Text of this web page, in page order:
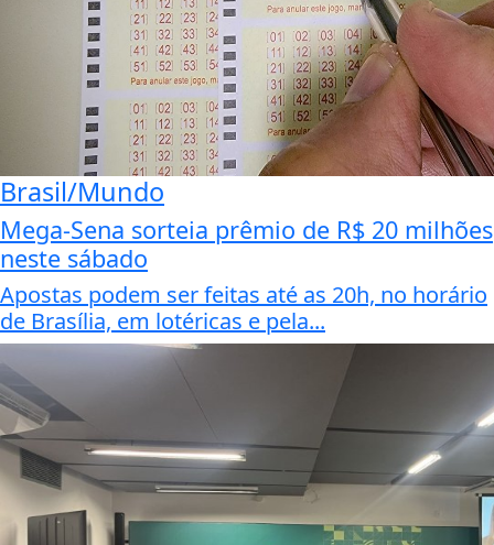
Brasil/Mundo
Mega-Sena sorteia prêmio de R$ 20 milhões
neste sábado
Apostas podem ser feitas até as 20h, no horário
de Brasília, em lotéricas e pela...